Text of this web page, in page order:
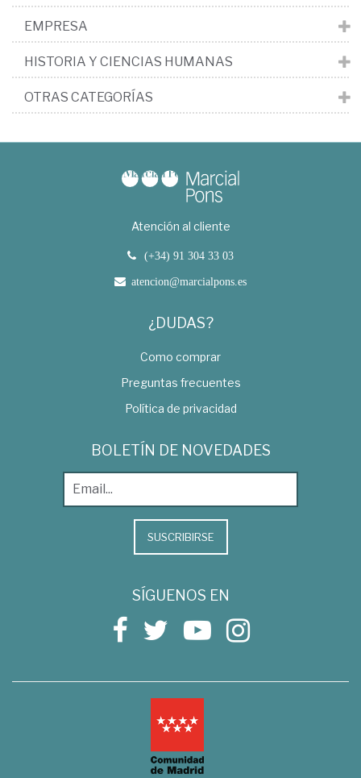
EMPRESA
HISTORIA Y CIENCIAS HUMANAS
OTRAS CATEGORÍAS
Atención al cliente
(+34) 91 304 33 03
atencion@marcialpons.es
¿DUDAS?
Como comprar
Preguntas frecuentes
Política de privacidad
BOLETÍN DE NOVEDADES
SUSCRIBIRSE
SÍGUENOS EN